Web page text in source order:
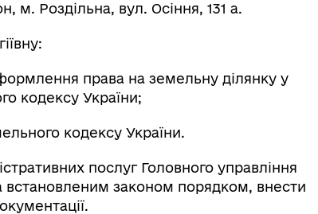
м. Роздільна, вул. Осіння, 131 а.
права на земельну ділянку у
кодексу України;
кодексу України.
послуг Головного управління
встановленим законом порядком, внести